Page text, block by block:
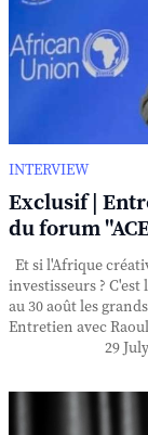
INTERVIEW
Exclusif |
du forum
Et si l'Afrique
investisseurs ? C'est
au 30 août les
Entretien avec
29